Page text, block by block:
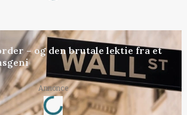
– og den brutale lektie fra et
Annonce
Loading...